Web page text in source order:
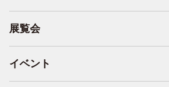
展覧会
イベント